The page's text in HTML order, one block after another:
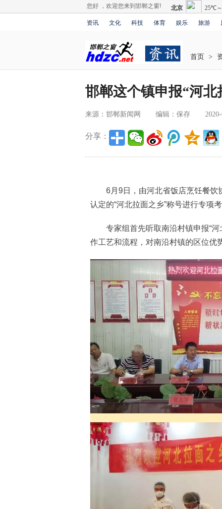
您好 ，欢迎您来到邯郸之窗!
资讯 文化 科技 体育 娱乐 旅游
首页 >
邯郸这个镇申报“河北
来源：邯郸新闻网 编辑：保存
分享：
6月9日，由河北省饭店烹饪餐饮
认定的“河北拉面之乡”称号进行专项
专家组首先听取南沿村镇申报“河
作工艺和流程，对南沿村镇的区位优